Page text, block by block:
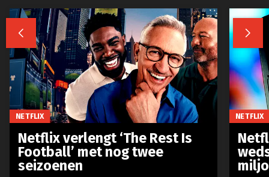
 
NETFLIX
Netflix verlengt ‘The Rest Is
Football’ met nog twee
seizoenen
NETFLIX